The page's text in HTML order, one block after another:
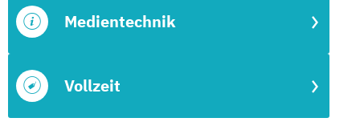
Vollzeit
Medientechnik